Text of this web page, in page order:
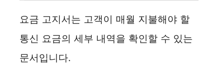
요금 고지서는 고객이 매월 지불해야 할
통신 요금의 세부 내역을 확인할 수 있는
문서입니다.